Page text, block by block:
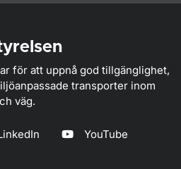
för att uppnå god tillgänglighet,
transporter inom
väg.
YouTube